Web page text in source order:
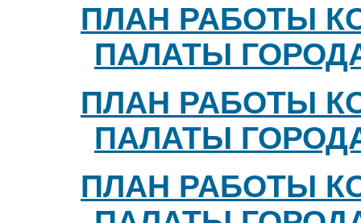
ПЛАН РАБОТЫ
ПАЛАТЫ
ПЛАН РАБОТЫ
ПАЛАТЫ
ПЛАН РАБОТЫ